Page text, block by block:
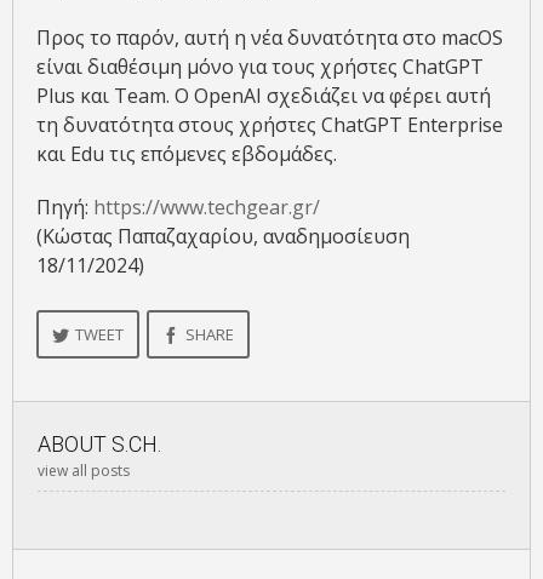
Προς το παρόν, αυτή η νέα δυνατότητα στο macOS
είναι διαθέσιμη μόνο για τους χρήστες ChatGPT
Plus και Team. Ο OpenAI σχεδιάζει να φέρει αυτή
τη δυνατότητα στους χρήστες ChatGPT Enterprise
και Edu τις επόμενες εβδομάδες.
Πηγή: https://www.techgear.gr/
(Κώστας Παπαζαχαρίου, αναδημοσίευση
18/11/2024)
TWEET SHARE
ABOUT S.CH.
view all posts